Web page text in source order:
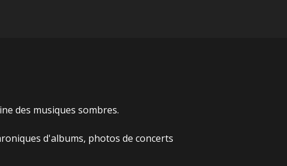
des musiques sombres.
d'albums, photos de concerts